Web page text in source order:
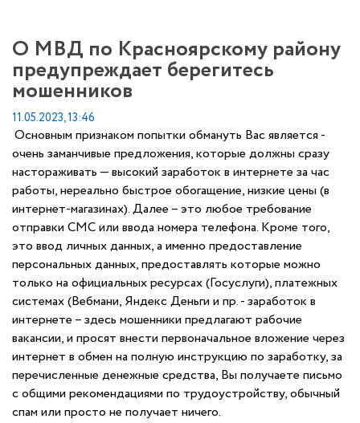
О МВД по Красноярскому району
предупреждает берегитесь
мошенников
11.05.2023, 13:46
Основным признаком попытки обмануть Вас является -
очень заманчивые предложения, которые должны сразу
настораживать — высокий заработок в интернете за час
работы, нереально быстрое обогащение, низкие цены (в
интернет-магазинах). Далее – это любое требование
отправки СМС или ввода номера телефона. Кроме того,
это ввод личных данных, а именно предоставление
персональных данных, предоставлять которые можно
только на официальных ресурсах (Госуслуги), платежных
системах (Вебмани, Яндекс Деньги и пр. - заработок в
интернете – здесь мошенники предлагают рабочие
вакансии, и просят внести первоначальное вложение через
интернет в обмен на полную инструкцию по заработку, за
перечисленные денежные средства, Вы получаете письмо
с общими рекомендациями по трудоустройству, обычный
спам или просто не получает ничего.